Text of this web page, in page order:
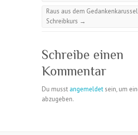
Raus aus dem
Schreibkurs →
Schreibe einen
Kommentar
Du musst angemeldet sein, um
abzugeben.